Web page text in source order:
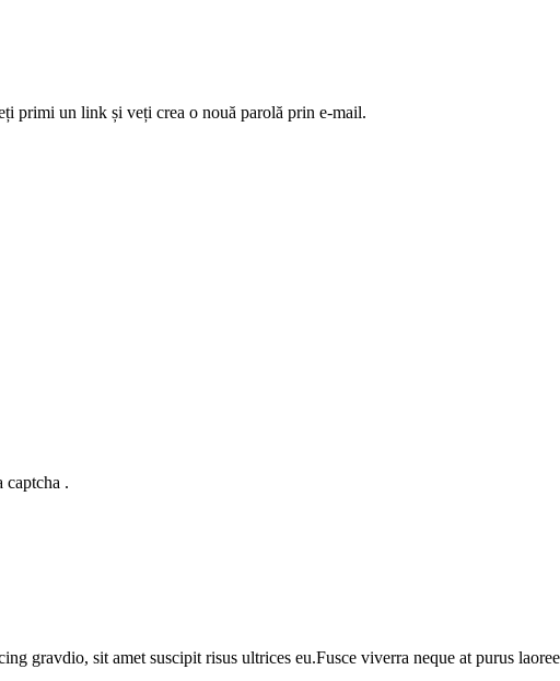
primi un link și veți crea o nouă parolă prin e-mail.
captcha .
gravdio, sit amet suscipit risus ultrices eu.Fusce viverra neque at purus